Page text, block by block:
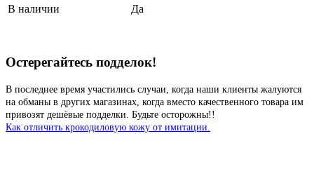
В наличии
Да
Остерегайтесь подделок!
В последнее время участились случаи, когда наши клиенты жалуются
на обманы в других магазинах, когда вместо качественного товара им
привозят дешёвые подделки. Будьте осторожны!!
Как отличить крокодиловую кожу от имитации.